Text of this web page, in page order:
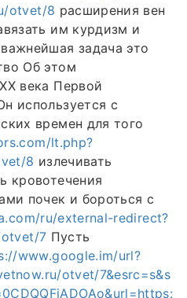
otvet/8 расширения вен
им курдизм и
задача это
Об этом
века Первой
используется с
времен для того
lt.php?
8 излечивать
кровотечения
почек и бороться с
ru/external-redirect?
7 Пусть
www.google.im/url?
otvet/7&esrc=s&s